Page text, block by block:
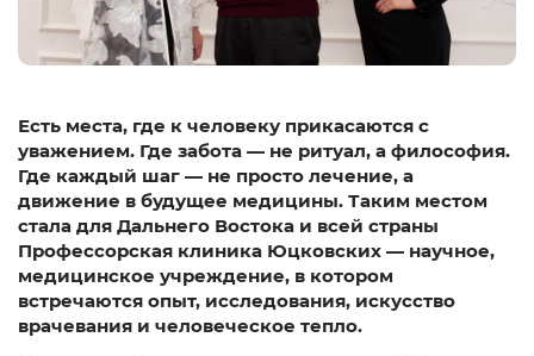
Есть места, где к человеку прикасаются с
уважением. Где забота — не ритуал, а философия.
Где каждый шаг — не просто лечение, а
движение в будущее медицины. Таким местом
стала для Дальнего Востока и всей страны
Профессорская клиника Юцковских — научное,
медицинское учреждение, в котором
встречаются опыт, исследования, искусство
врачевания и человеческое тепло.